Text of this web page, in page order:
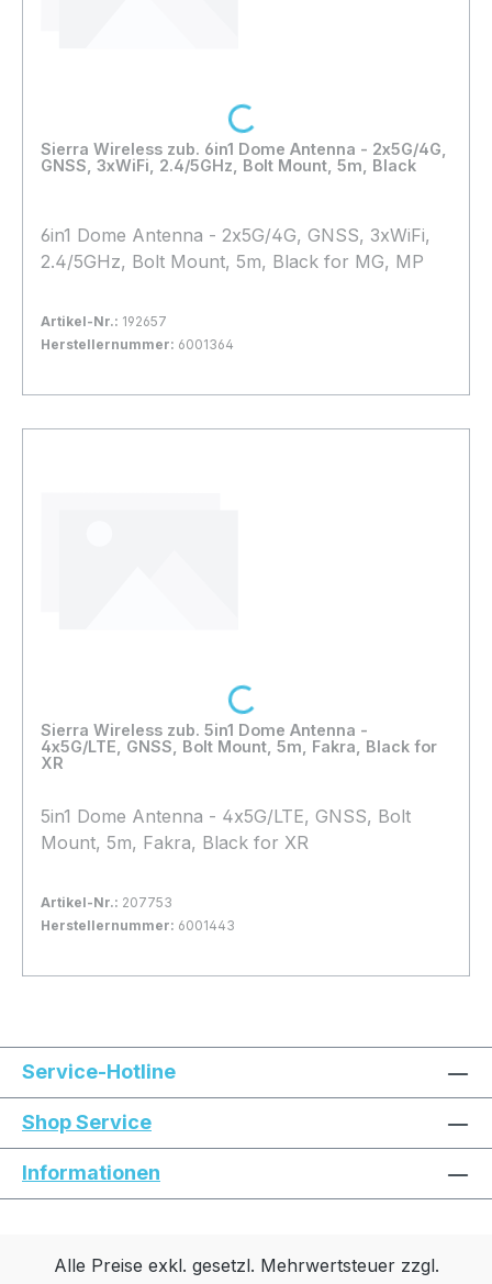
Sierra Wireless zub. 6in1 Dome Antenna - 2x5G/4G,
GNSS, 3xWiFi, 2.4/5GHz, Bolt Mount, 5m, Black
6in1 Dome Antenna - 2x5G/4G, GNSS, 3xWiFi,
2.4/5GHz, Bolt Mount, 5m, Black for MG, MP
Artikel-Nr.: 192657
Herstellernummer: 6001364
In den Warenkorb
Loading...
Sierra Wireless zub. 5in1 Dome Antenna -
4x5G/LTE, GNSS, Bolt Mount, 5m, Fakra, Black for
XR
5in1 Dome Antenna - 4x5G/LTE, GNSS, Bolt
Mount, 5m, Fakra, Black for XR
Artikel-Nr.: 207753
Herstellernummer: 6001443
In den Warenkorb
Loading...
Service-Hotline
Shop Service
Informationen
Alle Preise exkl. gesetzl. Mehrwertsteuer zzgl.